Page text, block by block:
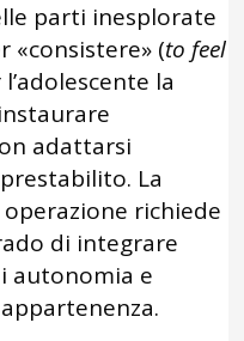
parti inesplorate
«consistere» (to feel
la
adattarsi
La
richiede
di integrare
autonomia e